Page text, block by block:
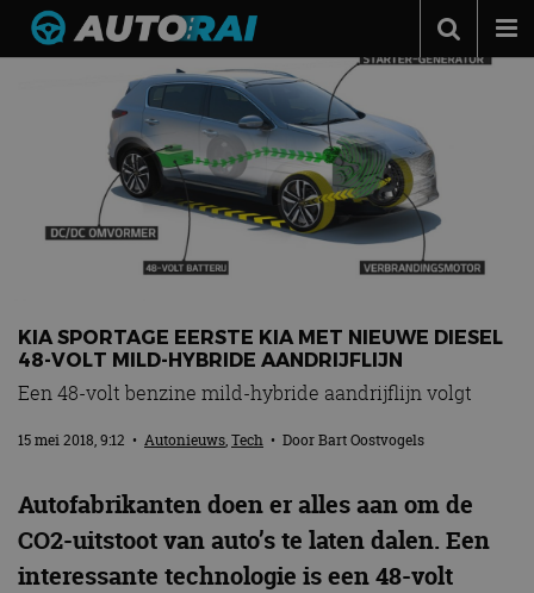
Autonieuws
Autotests
Automerken
MotorRAI.nl
KIA SPORTAGE EERSTE KIA MET NIEUWE DIESEL
48-VOLT MILD-HYBRIDE AANDRIJFLIJN
Een 48-volt benzine mild-hybride aandrijflijn volgt
15 mei 2018, 9:12 • Autonieuws,Tech • DoorBart Oostvogels
Autofabrikanten doen er alles aan om de
CO2-uitstoot van auto’s te laten dalen. Een
interessante technologie is een 48-volt